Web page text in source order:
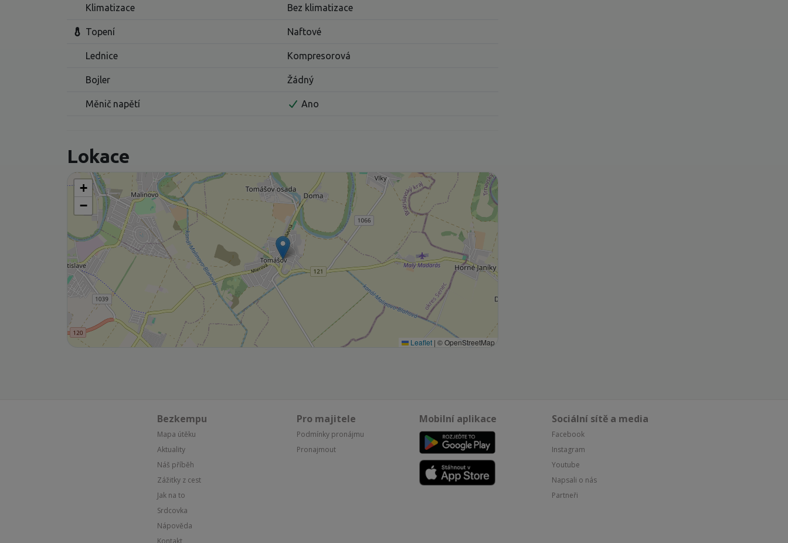
Klimatizace Bez klimatizace
Topení Naftové
Lednice Kompresorová
Bojler Žádný
Měnič napětí Ano
Lokace
+
−
Leaflet | © OpenStreetMap
Bezkempu
Mapa útěku
Aktuality
Náš příběh
Zážitky z cest
Jak na to
Srdcovka
Nápověda
Pro majitele
Podmínky pronájmu
Pronajmout
Mobilní aplikace Sociální sítě a media
Facebook
Instagram
Youtube
Napsali o nás
Partneři